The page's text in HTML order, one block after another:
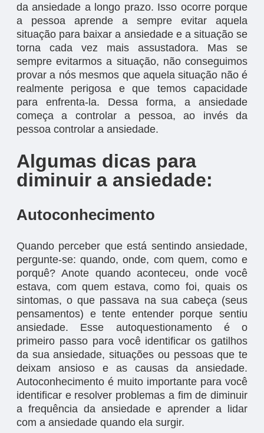
da ansiedade a longo prazo. Isso ocorre porque
a pessoa aprende a sempre evitar aquela
situação para baixar a ansiedade e a situação se
torna cada vez mais assustadora. Mas se
sempre evitarmos a situação, não conseguimos
provar a nós mesmos que aquela situação não é
realmente perigosa e que temos capacidade
para enfrenta-la. Dessa forma, a ansiedade
começa a controlar a pessoa, ao invés da
pessoa controlar a ansiedade.
Algumas dicas para
diminuir a ansiedade:
Autoconhecimento
Quando perceber que está sentindo ansiedade,
pergunte-se: quando, onde, com quem, como e
porquê? Anote quando aconteceu, onde você
estava, com quem estava, como foi, quais os
sintomas, o que passava na sua cabeça (seus
pensamentos) e tente entender porque sentiu
ansiedade. Esse autoquestionamento é o
primeiro passo para você identificar os gatilhos
da sua ansiedade, situações ou pessoas que te
deixam ansioso e as causas da ansiedade.
Autoconhecimento é muito importante para você
identificar e resolver problemas a fim de diminuir
a frequência da ansiedade e aprender a lidar
com a ansiedade quando ela surgir.